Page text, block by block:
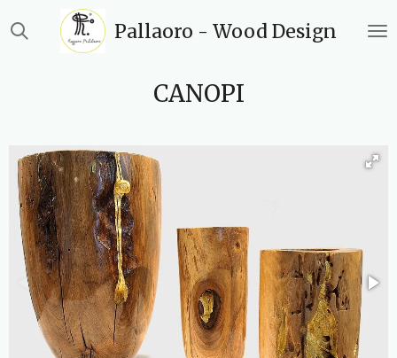
al
Pallaoro - Wood Design
CANOPI